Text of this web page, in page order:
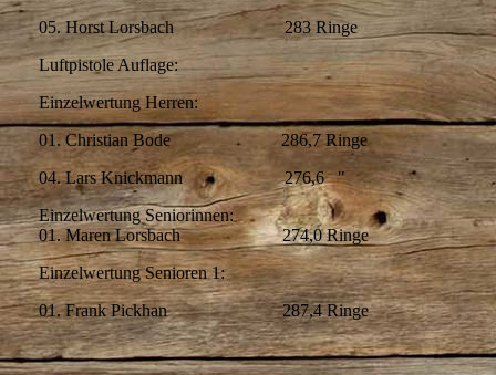
05. Horst Lorsbach 283 Ringe
Luftpistole Auflage:
Einzelwertung Herren:
01. Christian Bode 286,7 Ringe
04. Lars Knickmann 276,6 "
Einzelwertung Seniorinnen:
01. Maren Lorsbach 274,0 Ringe
Einzelwertung Senioren 1:
01. Frank Pickhan 287,4 Ringe